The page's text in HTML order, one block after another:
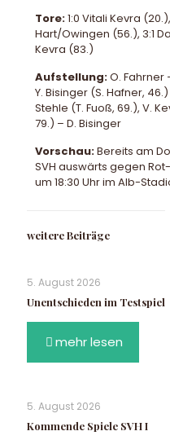
Tore:1:0 Vitali Kevra
Hart/Owingen (56.), 3:1
Kevra (83.)
Aufstellung:O. Fahrner
Y. Bisinger (S. Hafner,
Stehle (T. Fuoß, 69.), V.
79.) – D. Bisinger
Vorschau:Bereits am
SVH auswärts gegen
um 18:30 Uhr im Alb-
weitere Beiträge
5. August 2026
Unentschieden im Testspiel
mehr lesen
5. August 2026
Kommende Spiele SVH I